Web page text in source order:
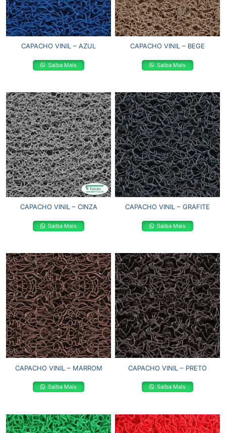
CAPACHO VINIL – AZUL
Saiba Mais
CAPACHO VINIL – BEGE
Saiba Mais
CAPACHO VINIL – CINZA
Saiba Mais
CAPACHO VINIL – GRAFITE
Saiba Mais
CAPACHO VINIL – MARROM
Saiba Mais
CAPACHO VINIL – PRETO
Saiba Mais